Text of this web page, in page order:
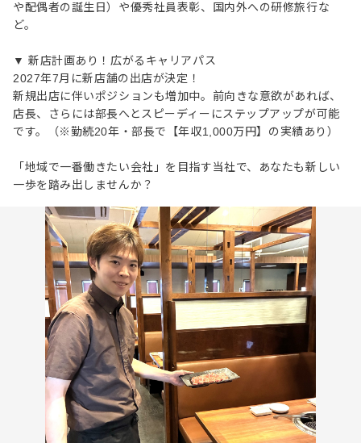
や配偶者の誕生日）や優秀社員表彰、国内外への研修旅行な
ど。
▼ 新店計画あり！広がるキャリアパス
2027年7月に新店舗の出店が決定！
新規出店に伴いポジションも増加中。前向きな意欲があれば、
店長、さらには部長へとスピーディーにステップアップが可能
です。（※勤続20年・部長で【年収1,000万円】の実績あり）
「地域で一番働きたい会社」を目指す当社で、あなたも新しい
一歩を踏み出しませんか？